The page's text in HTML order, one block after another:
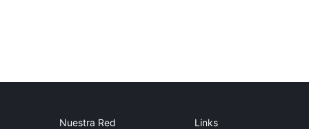
Nuestra Red Links